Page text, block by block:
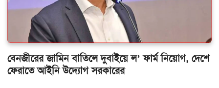
বেনজীরের জামিন বাতিলে দুবাইয়ে ল’ ফার্ম নিয়োগ, দেশে
ফেরাতে আইনি উদ্যোগ সরকারের